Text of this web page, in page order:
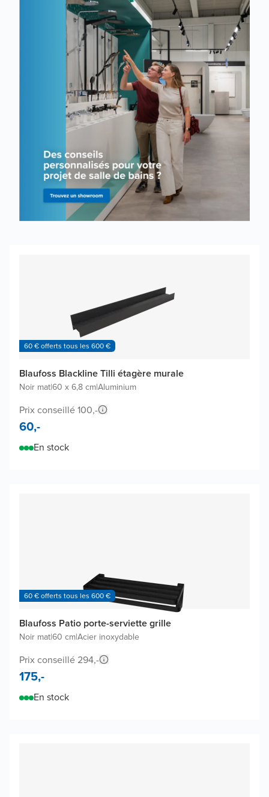
60 € offerts tous les 600 €
Blaufoss Blackline Tilli étagère murale
Noir mat|60 x 6,8 cm|Aluminium
Prix conseillé 100,-
60,-
En stock
60 € offerts tous les 600 €
Blaufoss Patio porte-serviette grille
Noir mat|60 cm|Acier inoxydable
Prix conseillé 294,-
175,-
En stock